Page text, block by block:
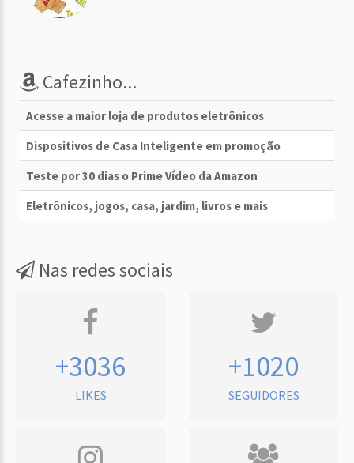
Cafezinho...
Acesse a maior loja de produtos eletrônicos
Dispositivos de Casa Inteligente em promoção
Teste por 30 dias o Prime Vídeo da Amazon
Eletrônicos, jogos, casa, jardim, livros e mais
Nas redes sociais
+3036
LIKES
+1020
SEGUIDORES